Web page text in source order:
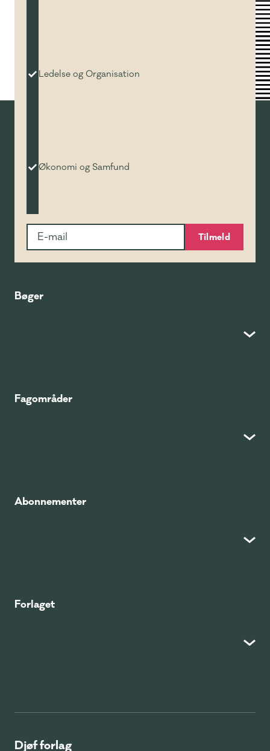
Ledelse og Organisation
Økonomi og Samfund
Tilmeld
Bøger
Fagområder
Abonnementer
Forlaget
Djøf forlag